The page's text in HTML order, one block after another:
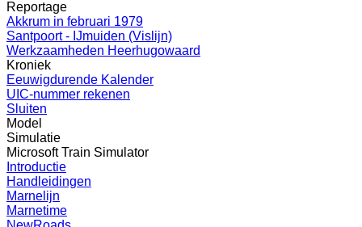
Reportage
Akkrum in februari 1979
Santpoort - IJmuiden (Vislijn)
Werkzaamheden Heerhugowaard
Kroniek
Eeuwigdurende Kalender
UIC-nummer rekenen
Sluiten
Model
Simulatie
Microsoft Train Simulator
Introductie
Handleidingen
Marnelijn
Marnetime